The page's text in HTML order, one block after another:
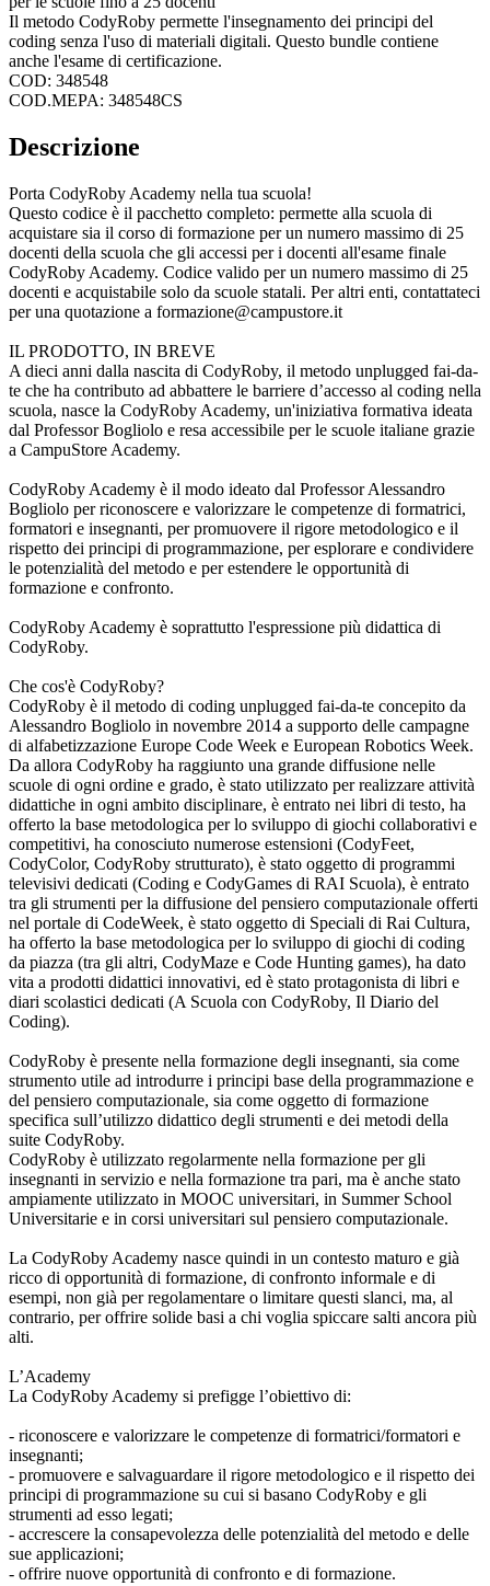
Il metodo CodyRoby permette l'insegnamento dei principi del
coding senza l'uso di materiali digitali. Questo bundle contiene
anche l'esame di certificazione.
COD: 348548
COD.MEPA: 348548CS
Descrizione
Porta CodyRoby Academy nella tua scuola!
Questo codice è il pacchetto completo: permette alla scuola di
acquistare sia il corso di formazione per un numero massimo di 25
docenti della scuola che gli accessi per i docenti all'esame finale
CodyRoby Academy. Codice valido per un numero massimo di 25
docenti e acquistabile solo da scuole statali. Per altri enti, contattateci
per una quotazione a formazione@campustore.it
IL PRODOTTO, IN BREVE
A dieci anni dalla nascita di CodyRoby, il metodo unplugged fai-da-
te che ha contributo ad abbattere le barriere d’accesso al coding nella
scuola, nasce la CodyRoby Academy, un'iniziativa formativa ideata
dal Professor Bogliolo e resa accessibile per le scuole italiane grazie
a CampuStore Academy.
CodyRoby Academy è il modo ideato dal Professor Alessandro
Bogliolo per riconoscere e valorizzare le competenze di formatrici,
formatori e insegnanti, per promuovere il rigore metodologico e il
rispetto dei principi di programmazione, per esplorare e condividere
le potenzialità del metodo e per estendere le opportunità di
formazione e confronto.
CodyRoby Academy è soprattutto l'espressione più didattica di
CodyRoby.
Che cos'è CodyRoby?
CodyRoby è il metodo di coding unplugged fai-da-te concepito da
Alessandro Bogliolo in novembre 2014 a supporto delle campagne
di alfabetizzazione Europe Code Week e European Robotics Week.
Da allora CodyRoby ha raggiunto una grande diffusione nelle
scuole di ogni ordine e grado, è stato utilizzato per realizzare attività
didattiche in ogni ambito disciplinare, è entrato nei libri di testo, ha
offerto la base metodologica per lo sviluppo di giochi collaborativi e
competitivi, ha conosciuto numerose estensioni (CodyFeet,
CodyColor, CodyRoby strutturato), è stato oggetto di programmi
televisivi dedicati (Coding e CodyGames di RAI Scuola), è entrato
tra gli strumenti per la diffusione del pensiero computazionale offerti
nel portale di CodeWeek, è stato oggetto di Speciali di Rai Cultura,
ha offerto la base metodologica per lo sviluppo di giochi di coding
da piazza (tra gli altri, CodyMaze e Code Hunting games), ha dato
vita a prodotti didattici innovativi, ed è stato protagonista di libri e
diari scolastici dedicati (A Scuola con CodyRoby, Il Diario del
Coding).
CodyRoby è presente nella formazione degli insegnanti, sia come
strumento utile ad introdurre i principi base della programmazione e
del pensiero computazionale, sia come oggetto di formazione
specifica sull’utilizzo didattico degli strumenti e dei metodi della
suite CodyRoby.
CodyRoby è utilizzato regolarmente nella formazione per gli
insegnanti in servizio e nella formazione tra pari, ma è anche stato
ampiamente utilizzato in MOOC universitari, in Summer School
Universitarie e in corsi universitari sul pensiero computazionale.
La CodyRoby Academy nasce quindi in un contesto maturo e già
ricco di opportunità di formazione, di confronto informale e di
esempi, non già per regolamentare o limitare questi slanci, ma, al
contrario, per offrire solide basi a chi voglia spiccare salti ancora più
alti.
L’Academy
La CodyRoby Academy si prefigge l’obiettivo di:
- riconoscere e valorizzare le competenze di formatrici/formatori e
insegnanti;
- promuovere e salvaguardare il rigore metodologico e il rispetto dei
principi di programmazione su cui si basano CodyRoby e gli
strumenti ad esso legati;
- accrescere la consapevolezza delle potenzialità del metodo e delle
sue applicazioni;
- offrire nuove opportunità di confronto e di formazione.